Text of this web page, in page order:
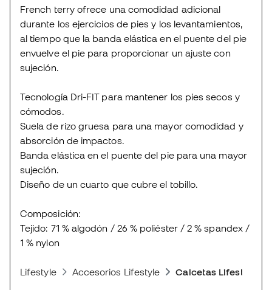
French terry ofrece una comodidad adicional
durante los ejercicios de pies y los levantamientos,
al tiempo que la banda elástica en el puente del pie
envuelve el pie para proporcionar un ajuste con
sujeción.
Tecnología Dri-FIT para mantener los pies secos y
cómodos.
Suela de rizo gruesa para una mayor comodidad y
absorción de impactos.
Banda elástica en el puente del pie para una mayor
sujeción.
Diseño de un cuarto que cubre el tobillo.
Composición:
Tejido: 71 % algodón / 26 % poliéster / 2 % spandex /
1 % nylon
Lifestyle Accesorios Lifestyle Calcetas Lifestyle